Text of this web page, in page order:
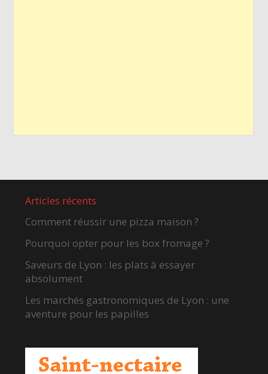
Articles récents
Comment réussir une pizza maison ?
Pourquoi opter pour les box fromage ?
Saveurs de Lyon : les plats à essayer
absolument
Les marchés gastronomiques de Lyon : une
aventure pour les papilles